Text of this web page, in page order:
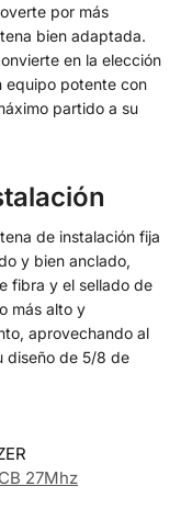
por más
bien adaptada.
en la elección
equipo potente con
partido a su
de instalación fija
y bien anclado,
fibra y el sellado de
más alto y
aprovechando al
diseño de 5/8 de
27Mhz